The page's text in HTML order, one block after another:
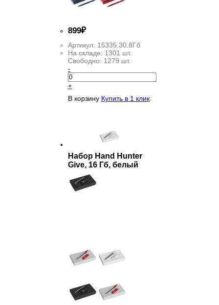
899₽
Артикул: 15335.30.8Гб
На складе: 1301 шт.
Свободно: 1279 шт.
-
+
В корзину Купить в 1 клик
Набор Hand Hunter
Give, 16 Гб, белый